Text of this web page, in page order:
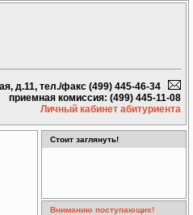
д.11, тел./факс (499) 445-46-34
приемная комиссия: (499) 445-11-08
Личный кабинет абитуриента
Стоит заглянуть!
Вниманию поступающих!